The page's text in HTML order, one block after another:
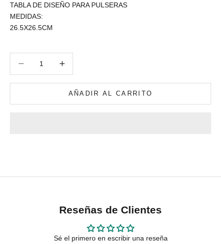
TABLA DE DISEÑO PARA PULSERAS
MEDIDAS:
26.5X26.5CM
AÑADIR AL CARRITO
Reseñas de Clientes
Sé el primero en escribir una reseña